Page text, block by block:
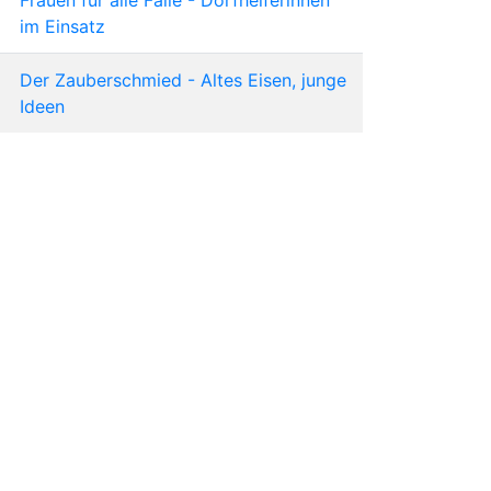
im Einsatz
Der Zauberschmied - Altes Eisen, junge
Ideen